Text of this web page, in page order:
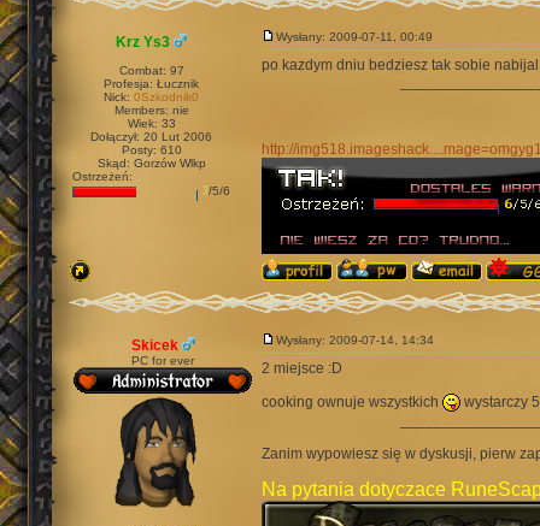
Krz Ys3
Combat: 97
Profesja: Łucznik
Nick: 0Szkodnik0
Members: nie
Wiek: 33
Dołączył: 20 Lut 2006
Posty: 610
Skąd: Gorzów Wlkp
Ostrzeżeń:
3/5/6
Wysłany: 2009-07-11, 00:49
po kazdym dniu bedziesz tak sobie
http://
Skicek
PC for ever
Wysłany: 2009-07-14, 14:34
2 miejsce :D
cooking ownuje wszystkich
wystarczy
Zanim wypowiesz się w dyskusji, pierw
Na pytania dotyczace